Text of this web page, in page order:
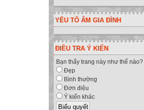
YÊU TỔ ẤM GIA ĐÌNH
ĐIỀU TRA Ý KIẾN
Bạn thấy trang này như thế nào?
Đẹp
Bình thường
Đơn điệu
Ý kiến khác